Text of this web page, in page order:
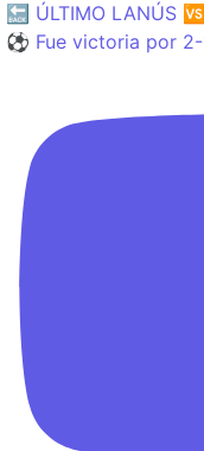
🔙 ÚLTIMO LANÚS
⚽️ Fue victoria por